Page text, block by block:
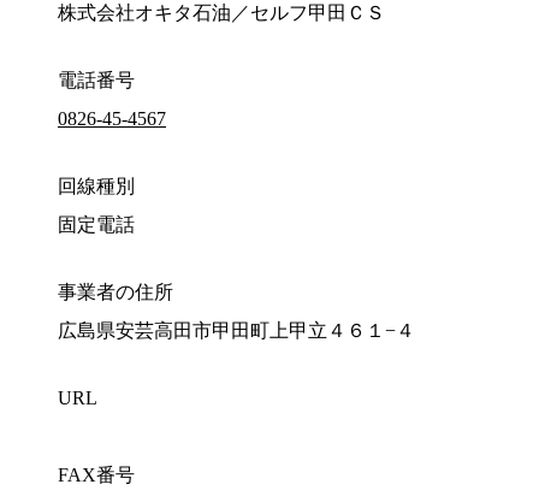
株式会社オキタ石油／セルフ甲田ＣＳ
電話番号
0826-45-4567
回線種別
固定電話
事業者の住所
広島県安芸高田市甲田町上甲立４６１−４
URL
FAX番号